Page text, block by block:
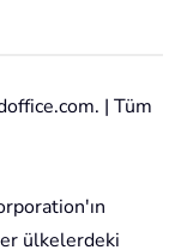
| Tüm
ülkelerdeki